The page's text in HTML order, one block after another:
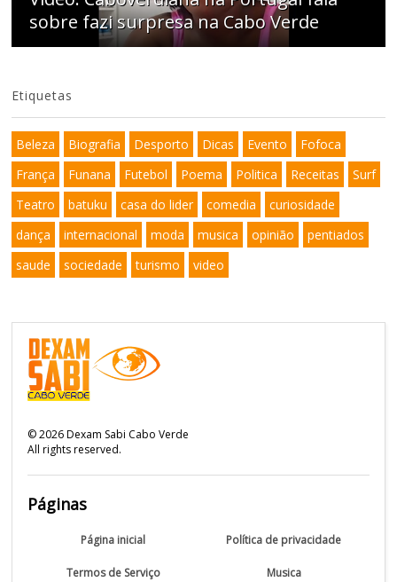
sobre fazi surpresa na Cabo Verde
Etiquetas
Beleza Biografia Desporto Dicas Evento
Fofoca
França
Funana Futebol Poema Politica Receitas
Surf
Teatro
batuku casa do lider comedia
curiosidade
dança
internacional moda musica opinião
pentiados
saude
sociedade turismo video
©2026Dexam Sabi Cabo Verde
All rights reserved.
Páginas
Página inicial Política de privacidade
Termos de Serviço Musica